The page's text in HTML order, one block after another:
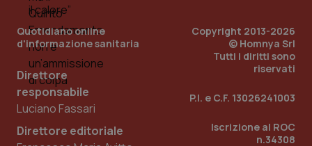
Quotidiano online
d'informazione sanitaria
Direttore
responsabile
Luciano Fassari
Direttore editoriale
Copyright 2013-2026
© Homnya Srl
Tutti i diritti sono
riservati
P.I. e C.F. 13026241003
Iscrizione al ROC
n.34308